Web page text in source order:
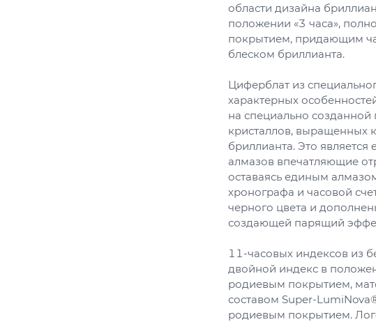
области дизайна
положении «3 часа»,
покрытием, придающим
блеском бриллианта.
Циферблат из
характерных
на специально созданной
кристаллов, выращенных
бриллианта. Это
алмазов впечатляющие
оставаясь единым
хронографа и часовой
черного цвета и
создающей парящий
11-часовых индексов из
двойной индекс в
родиевым покрытием,
составом Super-
родиевым покрытием.